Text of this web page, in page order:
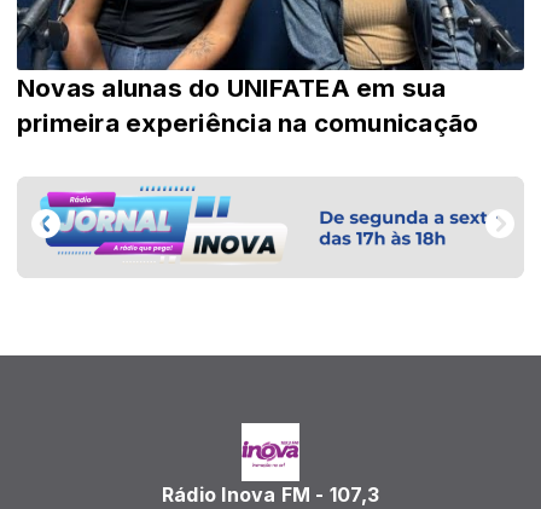
Novas alunas do UNIFATEA em sua
primeira experiência na comunicação
Rádio Inova FM - 107,3